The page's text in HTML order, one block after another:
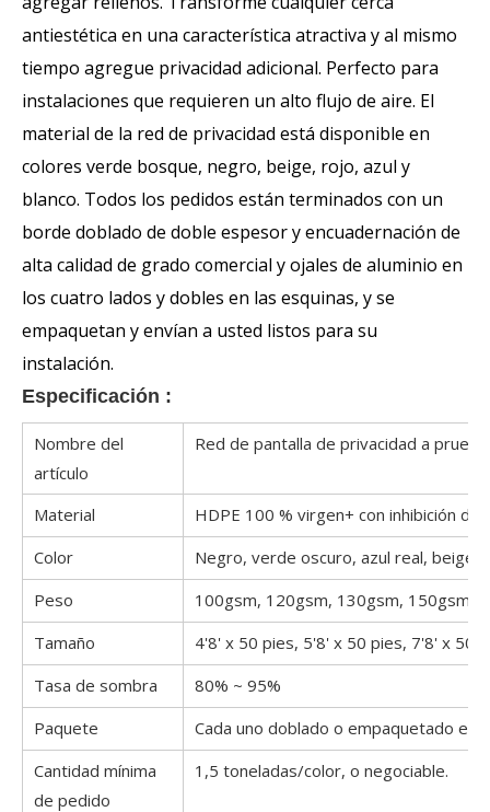
antiestética en una característica atractiva y al mismo
tiempo agregue privacidad adicional. Perfecto para
instalaciones que requieren un alto flujo de aire. El
material de la red de privacidad está disponible en
colores verde bosque, negro, beige, rojo, azul y
blanco. Todos los pedidos están terminados con un
borde doblado de doble espesor y encuadernación de
alta calidad de grado comercial y ojales de aluminio en
los cuatro lados y dobles en las esquinas, y se
empaquetan y envían a usted listos para su
instalación.
Especificación :
Nombre del
artículo
Red de pantalla de privacidad a
Material
HDPE 100 % virgen+ con inhibición de
Color
Negro, verde oscuro, azul real, beige,
Peso
100gsm, 120gsm, 130gsm, 150gsm,
Tamaño
4'8' x 50 pies, 5'8' x 50 pies, 7'8' x 50
Tasa de sombra
80% ~ 95%
Paquete
Cada uno doblado o empaquetado en
Cantidad mínima
de pedido
1,5 toneladas/color, o negociable.